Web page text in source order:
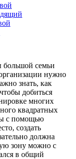
большой семьи
нужно
знать, как
добиться
многих
квадратных
с помощью
создать
должна
зону можно с
в общий